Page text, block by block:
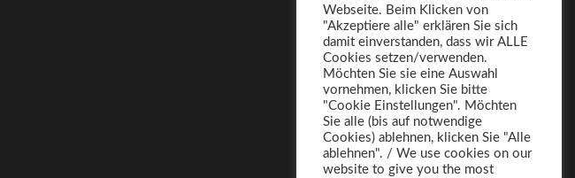
Webseite. Beim Klicken von
"Akzeptiere alle" erklären Sie sich
damit einverstanden, dass wir ALLE
Cookies setzen/verwenden.
Möchten Sie sie eine Auswahl
vornehmen, klicken Sie bitte
"Cookie Einstellungen". Möchten
Sie alle (bis auf notwendige
Cookies) ablehnen, klicken Sie "Alle
ablehnen". / We use cookies on our
website to give you the most